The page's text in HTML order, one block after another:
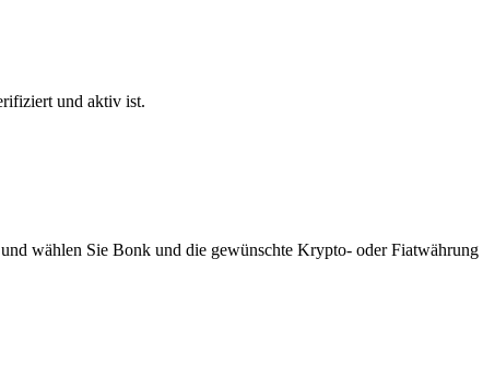
und aktiv ist.
wählen Sie Bonk und die gewünschte Krypto- oder Fiatwährung